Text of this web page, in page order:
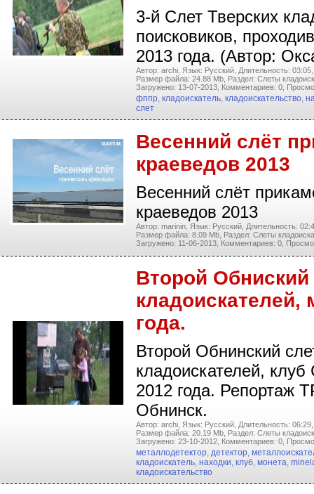
3-й Слет Тверских
поисковиков,
2013 года. (Автор:
Автор: archi, Язык: Русский, Длительность: 03:05,
Размер файла: 24.88 Mb, Раздел: Слеты
Загружено: 13-07-2013, Комментариев: 0,
фппр, кладоискатель, кладоискательство,
слет
Весенний слёт
краеведов 2013
Весенний слёт
краеведов 2013
Автор: marinin, Язык: Русский, Длительность:
Размер файла: 8.09 Mb, Раздел: Слеты
Загружено: 11-06-2013, Комментариев: 0,
Второй Обниский
кладоискателей,
года.
Второй Обнинский
кладоискателей,
2012 года. Репортаж
Обнинск.
Автор: archi, Язык: Русский, Длительность: 06:29,
Размер файла: 20.19 Mb, Раздел: Слеты
Загружено: 23-10-2012, Комментариев: 0,
металлодетектор, детектор,
кладоискатель, находки, клуб, монета,
кладоискательство